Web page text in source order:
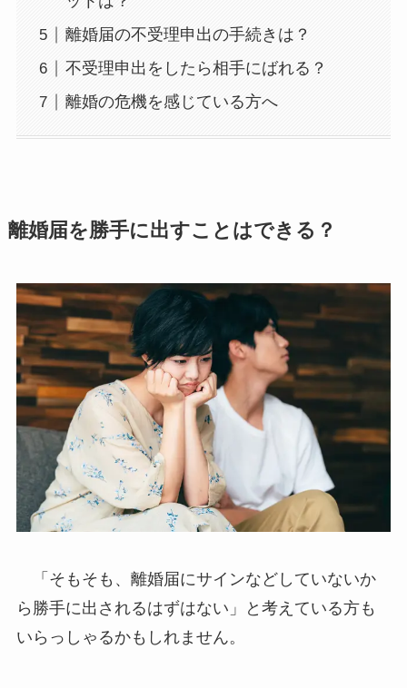
離婚届の不受理申出の手続きは？
不受理申出をしたら相手にばれる？
離婚の危機を感じている方へ
離婚届を勝手に出すことはできる？
「そもそも、離婚届にサインなどしていないか
ら勝手に出されるはずはない」と考えている方も
いらっしゃるかもしれません。